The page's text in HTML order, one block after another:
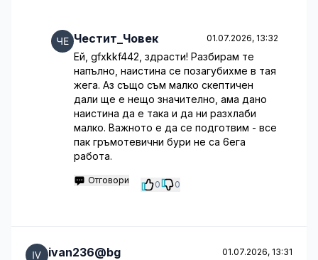
Честит_Човек 01.07.2026, 13:32
Ей, gfxkkf442, здрасти! Разбирам те
напълно, наистина се позагубихме в тая
жега. Аз също съм малко скептичен
дали ще е нещо значително, ама дано
наистина да е така и да ни разхлаби
малко. Важното е да се подготвим - все
пак гръмотевични бури не са 6ега
работа.
Отговори 0 0
ivan236@bg 01.07.2026, 13:31